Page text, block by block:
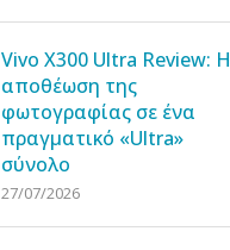
Vivo X300 Ultra Review: Η
αποθέωση της
φωτογραφίας σε ένα
πραγματικό «Ultra»
σύνολο
27/07/2026